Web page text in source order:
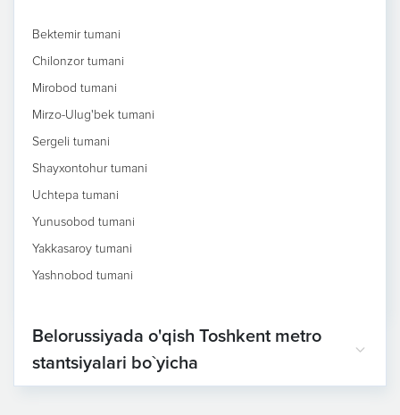
Bektemir tumani
Chilonzor tumani
Mirobod tumani
Mirzo-Ulug'bek tumani
Sergeli tumani
Shayxontohur tumani
Uchtepa tumani
Yunusobod tumani
Yakkasaroy tumani
Yashnobod tumani
Belorussiyada o'qish Toshkent metro
stantsiyalari bo`yicha